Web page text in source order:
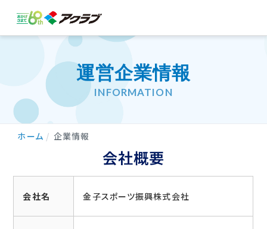
運営企業情報
INFORMATION
ホーム 企業情報
会社概要
会社名 金子スポーツ振興株式会社